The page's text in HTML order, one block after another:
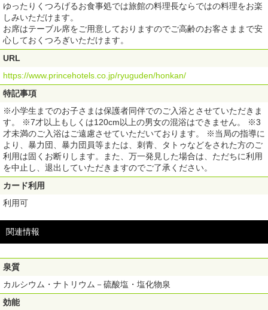
ゆったりくつろげるお食事処では旅館の料理長ならではの料理をお楽
しみいただけます。
お席はテーブル席をご用意しておりますのでご高齢のお客さままで安
心しておくつろぎいただけます。
URL
https://www.princehotels.co.jp/ryuguden/honkan/
特記事項
※小学生までのお子さまは保護者同伴でのご入浴とさせていただきま
す。 ※7才以上もしくは120cm以上の男女の混浴はできません。 ※3
才未満のご入浴はご遠慮させていただいております。 ※当局の指導に
より、暴力団、暴力団員等または、刺青、タトゥなどをされた方のご
利用は固くお断りします。また、万一発見した場合は、ただちに利用
を中止し、退出していただきますのでご了承ください。
カード利用
利用可
関連情報
泉質
カルシウム・ナトリウム－硫酸塩・塩化物泉
効能